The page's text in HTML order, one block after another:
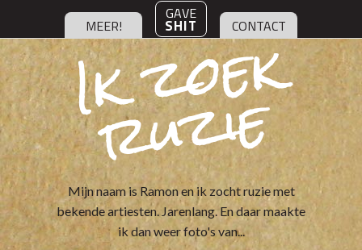
MEER!
GAVE
SHIT CONTACT
I
k
z
o
e
k
r
u
zi
e
Mijn naam is Ramon en ik zocht ruzie met
bekende artiesten. Jarenlang. En daar maakte
ik dan weer foto's van...